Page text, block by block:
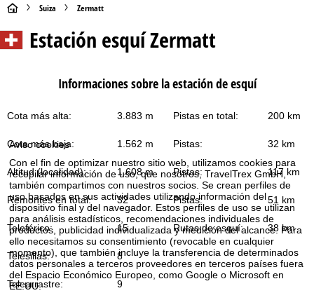
Aviso cookies
Con el fin de optimizar nuestro sitio web, utilizamos cookies para
recopilar información de uso, que nosotros, TravelTrex GmbH,
también compartimos con nuestros socios. Se crean perfiles de
uso basados en sus actividades utilizando información del
dispositivo final y del navegador. Estos perfiles de uso se utilizan
para análisis estadísticos, recomendaciones individuales de
productos, publicidad individualizada y medición del alcance. Para
ello necesitamos su consentimiento (revocable en cualquier
momento), que también incluye la transferencia de determinados
datos personales a terceros proveedores en terceros países fuera
del Espacio Económico Europeo, como Google o Microsoft en
EE.UU.
P
n
a
p
r
i
n
Suiza Zermatt
Estación esquíZermatt
Informaciones sobre la estación de esquí
Cota más alta: 3.883 m Pistas en total: 200 km
Cota más baja: 1.562 m Pistas: 32 km
Altitud (localidad): 1.608 m Pistas: 117 km
Remontes en total: 32 Pistas: 51 km
Teleférico: 15 Rutas de esquí: 38 km
Telesillas: 8
Telearrastre: 9